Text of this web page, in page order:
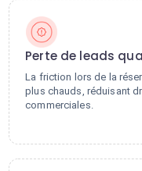
Perte de leads
La friction lors de la
plus chauds, réduisant
commerciales.